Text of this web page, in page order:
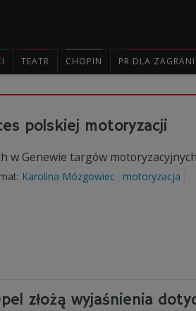
TEATR CHOPIN PR DLA
polskiej motoryzacji
w Genewie targów
Karolina Mózgowiec motoryzacja
złożą wyjaśnienia